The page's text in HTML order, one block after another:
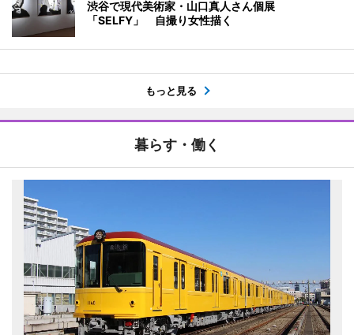
渋谷で現代美術家・山口真人さん個展
「SELFY」 自撮り女性描く
もっと見る
暮らす・働く